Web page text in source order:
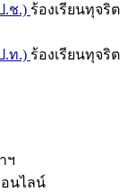
.ช.) ร้องเรียนทุจริต
.ท.) ร้องเรียนทุจริต
ฯ
นไลน์